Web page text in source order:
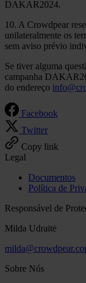
DAKAR2024.
10. A Crowdpear
unilateralmente os
sem aviso prévio
Se tiver alguma
campanha
do endereço
Facebook
Twitter
Copy link
Legal
Documentos
Política de
Responsável de
Milda Udraitė
Sobre Nós